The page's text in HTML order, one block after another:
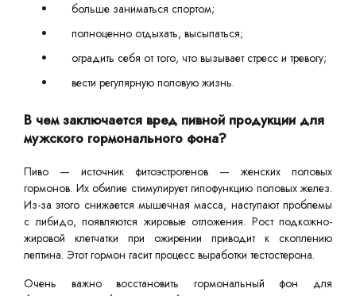
больше заниматься спортом;
полноценно отдыхать, высыпаться;
оградить себя от того, что вызывает стресс и тревогу;
вести регулярную половую жизнь.
В чем заключается вред пивной продукции для
мужского гормонального фона?
Пиво — источник фитоэстрогенов — женских половых
гормонов. Их обилие стимулирует гипофункцию половых желез.
Из-за этого снижается мышечная масса, наступают проблемы
с либидо, появляются жировые отложения. Рост подкожно-
жировой клетчатки при ожирении приводит к скоплению
лептина. Этот гормон гасит процесс выработки тестостерона.
Очень важно восстановить гормональный фон для